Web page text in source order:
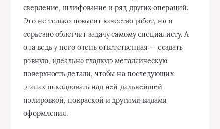
сверление, шлифование и ряд других операций.
Это не только повысит качество работ, но и
серьезно облегчит задачу самому специалисту. А
она ведь у него очень ответственная — создать
ровную, идеально гладкую металлическую
поверхность детали, чтобы на последующих
этапах поколдовать над ней дальнейшей
полировкой, покраской и другими видами
оформления.